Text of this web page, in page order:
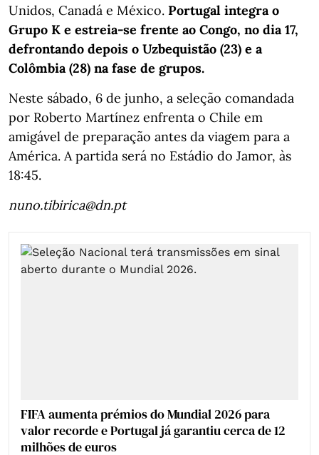
Unidos, Canadá e México. Portugal integra o
Grupo K e estreia-se frente ao Congo, no dia 17,
defrontando depois o Uzbequistão (23) e a
Colômbia (28) na fase de grupos.
Neste sábado, 6 de junho, a seleção comandada
por Roberto Martínez enfrenta o Chile em
amigável de preparação antes da viagem para a
América. A partida será no Estádio do Jamor, às
18:45.
nuno.tibirica@dn.pt
FIFA aumenta prémios do Mundial 2026 para
valor recorde e Portugal já garantiu cerca de 12
milhões de euros